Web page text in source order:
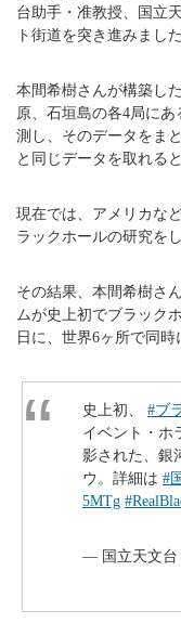
台助手・准教授、国立
ト街道を突き進みました
本間希樹さんが構築し
原、石垣島の各4局に
測し、そのデータをま
と同じデータを取れる
現在では、アメリカな
ラックホールの研究を
その結果、本間希樹さ
ムが史上初でブラック
日に、世界6ヶ所で同時
史上初、 #ブ
イベント・ホ
影された、銀
ウ。詳細は #
5MTg
— 国立天文台